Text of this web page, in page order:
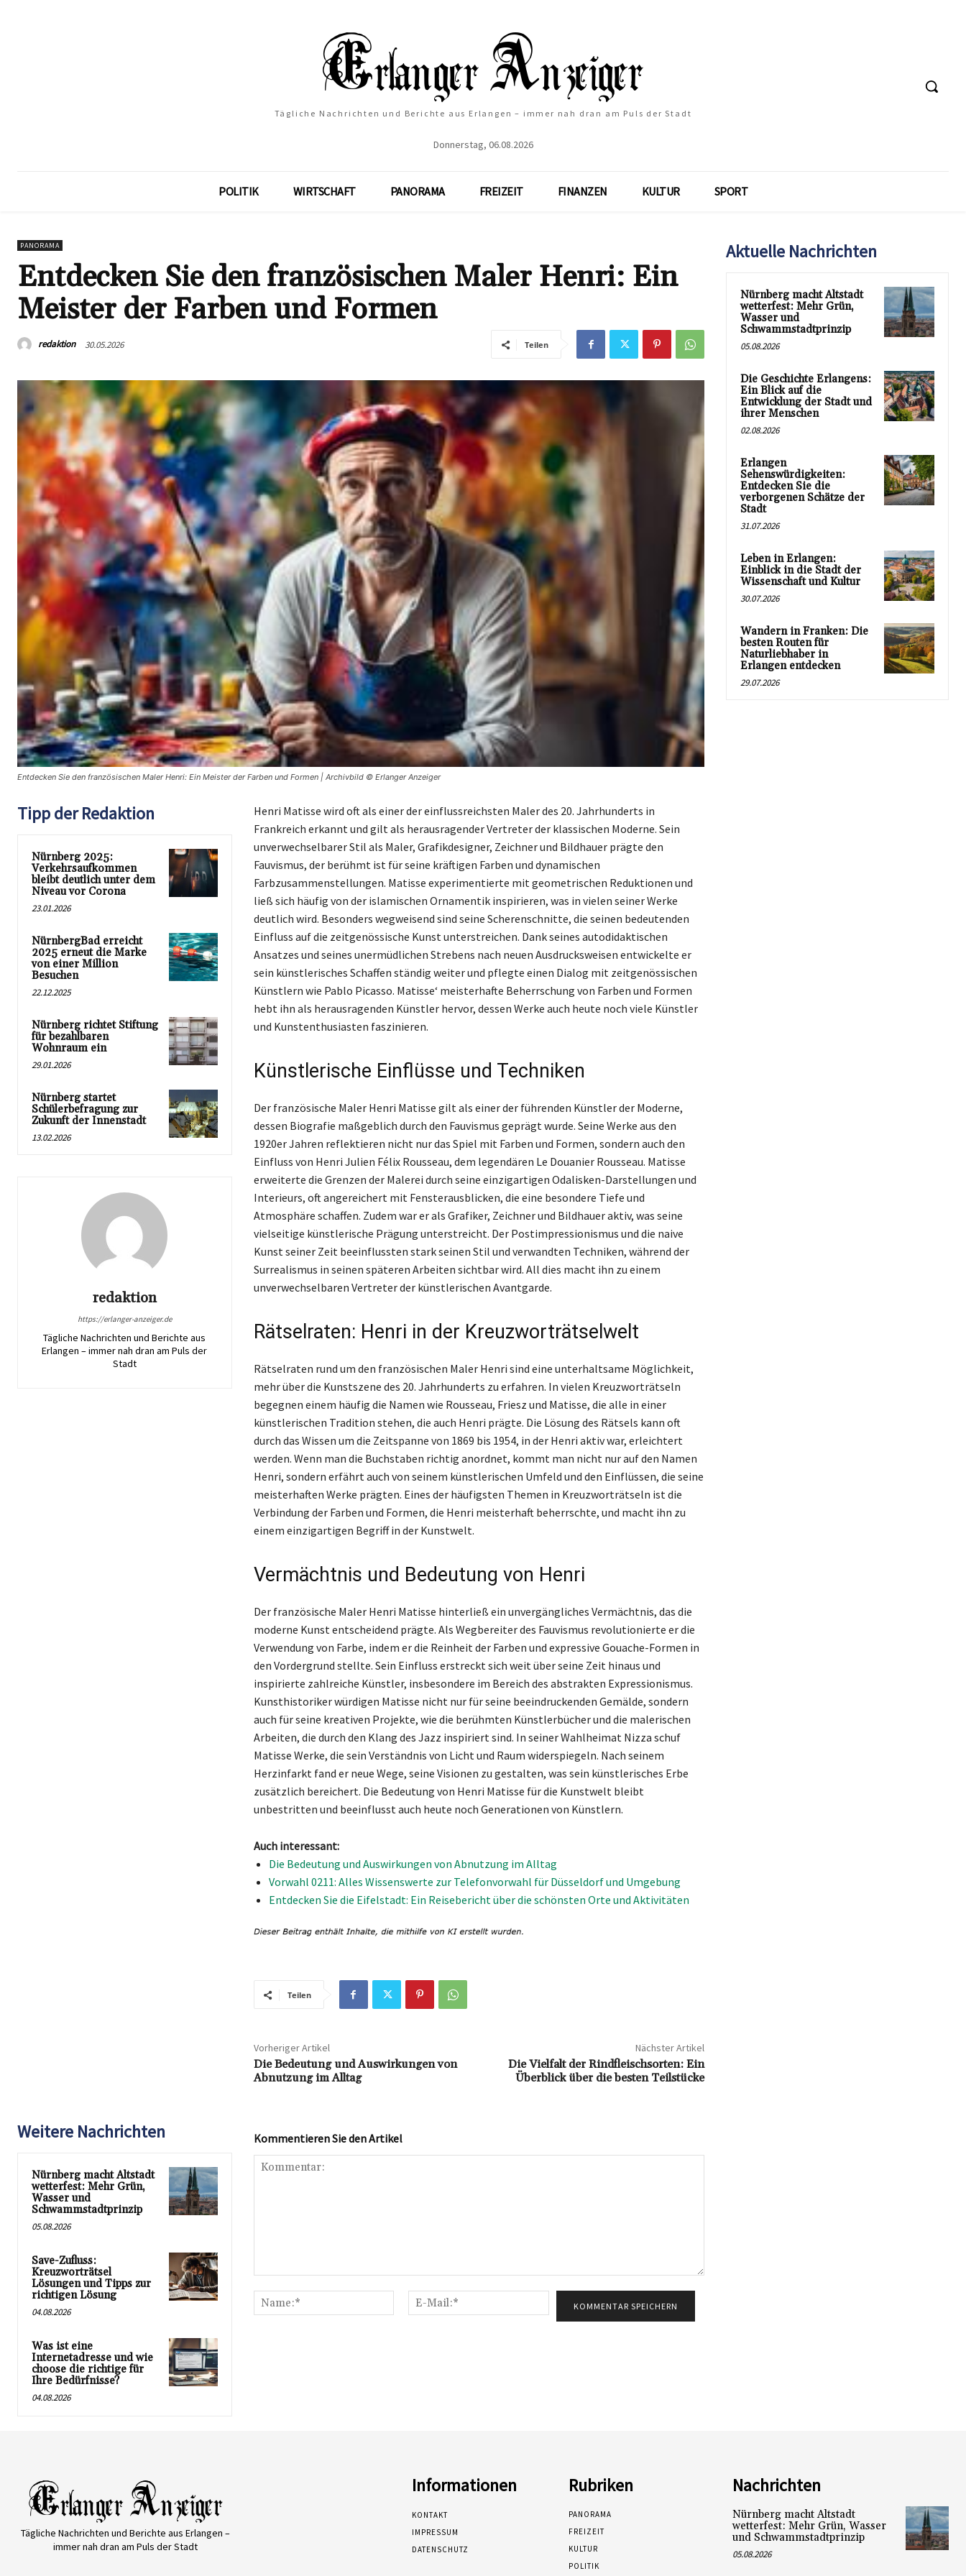
Tägliche Nachrichten und Berichte aus Erlangen – immer nah dran am Puls der Stadt
Donnerstag, 06.08.2026
POLITIK WIRTSCHAFT PANORAMA FREIZEIT FINANZEN KULTUR SPORT
PANORAMA
Entdecken Sie den französischen Maler Henri: Ein
Meister der Farben und Formen
redaktion 30.05.2026 Teilen
Entdecken Sie den französischen Maler Henri: Ein Meister der Farben und Formen | Archivbild © Erlanger Anzeiger
Tipp der Redaktion
Nürnberg 2025:
Verkehrsaufkommen
bleibt deutlich unter dem
Niveau vor Corona
23.01.2026
NürnbergBad erreicht
2025 erneut die Marke
von einer Million
Besuchen
22.12.2025
Nürnberg richtet Stiftung
für bezahlbaren
Wohnraum ein
29.01.2026
Nürnberg startet
Schülerbefragung zur
Zukunft der Innenstadt
13.02.2026
redaktion
https://erlanger-anzeiger.de
Tägliche Nachrichten und Berichte aus
Erlangen – immer nah dran am Puls der
Stadt
Henri Matisse wird oft als einer der einflussreichsten Maler des 20. Jahrhunderts in
Frankreich erkannt und gilt als herausragender Vertreter der klassischen Moderne. Sein
unverwechselbarer Stil als Maler, Grafikdesigner, Zeichner und Bildhauer prägte den
Fauvismus, der berühmt ist für seine kräftigen Farben und dynamischen
Farbzusammenstellungen. Matisse experimentierte mit geometrischen Reduktionen und
ließ sich häufig von der islamischen Ornamentik inspirieren, was in vielen seiner Werke
deutlich wird. Besonders wegweisend sind seine Scherenschnitte, die seinen bedeutenden
Einfluss auf die zeitgenössische Kunst unterstreichen. Dank seines autodidaktischen
Ansatzes und seines unermüdlichen Strebens nach neuen Ausdrucksweisen entwickelte er
sein künstlerisches Schaffen ständig weiter und pflegte einen Dialog mit zeitgenössischen
Künstlern wie Pablo Picasso. Matisse‘ meisterhafte Beherrschung von Farben und Formen
hebt ihn als herausragenden Künstler hervor, dessen Werke auch heute noch viele Künstler
und Kunstenthusiasten faszinieren.
Künstlerische Einflüsse und Techniken
Der französische Maler Henri Matisse gilt als einer der führenden Künstler der Moderne,
dessen Biografie maßgeblich durch den Fauvismus geprägt wurde. Seine Werke aus den
1920er Jahren reflektieren nicht nur das Spiel mit Farben und Formen, sondern auch den
Einfluss von Henri Julien Félix Rousseau, dem legendären Le Douanier Rousseau. Matisse
erweiterte die Grenzen der Malerei durch seine einzigartigen Odalisken-Darstellungen und
Interieurs, oft angereichert mit Fensterausblicken, die eine besondere Tiefe und
Atmosphäre schaffen. Zudem war er als Grafiker, Zeichner und Bildhauer aktiv, was seine
vielseitige künstlerische Prägung unterstreicht. Der Postimpressionismus und die naive
Kunst seiner Zeit beeinflussten stark seinen Stil und verwandten Techniken, während der
Surrealismus in seinen späteren Arbeiten sichtbar wird. All dies macht ihn zu einem
unverwechselbaren Vertreter der künstlerischen Avantgarde.
Rätselraten: Henri in der Kreuzworträtselwelt
Rätselraten rund um den französischen Maler Henri sind eine unterhaltsame Möglichkeit,
mehr über die Kunstszene des 20. Jahrhunderts zu erfahren. In vielen Kreuzworträtseln
begegnen einem häufig die Namen wie Rousseau, Friesz und Matisse, die alle in einer
künstlerischen Tradition stehen, die auch Henri prägte. Die Lösung des Rätsels kann oft
durch das Wissen um die Zeitspanne von 1869 bis 1954, in der Henri aktiv war, erleichtert
werden. Wenn man die Buchstaben richtig anordnet, kommt man nicht nur auf den Namen
Henri, sondern erfährt auch von seinem künstlerischen Umfeld und den Einflüssen, die seine
meisterhaften Werke prägten. Eines der häufigsten Themen in Kreuzworträtseln ist die
Verbindung der Farben und Formen, die Henri meisterhaft beherrschte, und macht ihn zu
einem einzigartigen Begriff in der Kunstwelt.
Vermächtnis und Bedeutung von Henri
Der französische Maler Henri Matisse hinterließ ein unvergängliches Vermächtnis, das die
moderne Kunst entscheidend prägte. Als Wegbereiter des Fauvismus revolutionierte er die
Verwendung von Farbe, indem er die Reinheit der Farben und expressive Gouache-Formen in
den Vordergrund stellte. Sein Einfluss erstreckt sich weit über seine Zeit hinaus und
inspirierte zahlreiche Künstler, insbesondere im Bereich des abstrakten Expressionismus.
Kunsthistoriker würdigen Matisse nicht nur für seine beeindruckenden Gemälde, sondern
auch für seine kreativen Projekte, wie die berühmten Künstlerbücher und die malerischen
Arbeiten, die durch den Klang des Jazz inspiriert sind. In seiner Wahlheimat Nizza schuf
Matisse Werke, die sein Verständnis von Licht und Raum widerspiegeln. Nach seinem
Herzinfarkt fand er neue Wege, seine Visionen zu gestalten, was sein künstlerisches Erbe
zusätzlich bereichert. Die Bedeutung von Henri Matisse für die Kunstwelt bleibt
unbestritten und beeinflusst auch heute noch Generationen von Künstlern.
Auch interessant:
Die Bedeutung und Auswirkungen von Abnutzung im Alltag
Vorwahl 0211: Alles Wissenswerte zur Telefonvorwahl für Düsseldorf und Umgebung
Entdecken Sie die Eifelstadt: Ein Reisebericht über die schönsten Orte und Aktivitäten
Teilen
Vorheriger Artikel
Die Bedeutung und Auswirkungen von
Abnutzung im Alltag
Nächster Artikel
Die Vielfalt der Rindfleischsorten: Ein
Überblick über die besten Teilstücke
Weitere Nachrichten
Nürnberg macht Altstadt
wetterfest: Mehr Grün,
Wasser und
Schwammstadtprinzip
05.08.2026
Save-Zufluss:
Kreuzworträtsel
Lösungen und Tipps zur
richtigen Lösung
04.08.2026
Was ist eine
Internetadresse und wie
choose die richtige für
Ihre Bedürfnisse?
04.08.2026
Kommentieren Sie den Artikel
Name:*
Mail:*
Aktuelle Nachrichten
Nürnberg macht Altstadt
wetterfest: Mehr Grün,
Wasser und
Schwammstadtprinzip
05.08.2026
Die Geschichte Erlangens:
Ein Blick auf die
Entwicklung der Stadt und
ihrer Menschen
02.08.2026
Erlangen
Sehenswürdigkeiten:
Entdecken Sie die
verborgenen Schätze der
Stadt
31.07.2026
Leben in Erlangen:
Einblick in die Stadt der
Wissenschaft und Kultur
30.07.2026
Wandern in Franken: Die
besten Routen für
Naturliebhaber in
Erlangen entdecken
29.07.2026
Tägliche Nachrichten und Berichte aus Erlangen –
immer nah dran am Puls der Stadt
Informationen
KONTAKT
IMPRESSUM
DATENSCHUTZ
Rubriken
PANORAMA
FREIZEIT
KULTUR
POLITIK
Nachrichten
Nürnberg macht Altstadt
wetterfest: Mehr Grün, Wasser
und Schwammstadtprinzip
05.08.2026